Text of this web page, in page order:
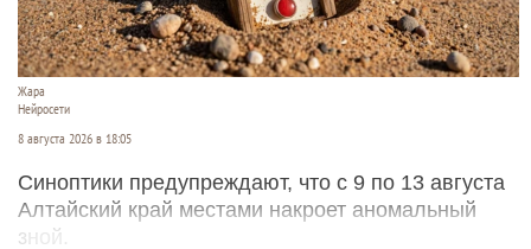
Жара
Нейросети
8 августа 2026 в 18:05
Синоптики предупреждают, что с 9 по 13 августа
Алтайский край местами накроет аномальный
зной.